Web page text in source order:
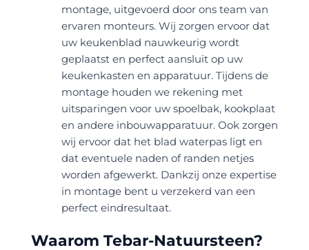
montage, uitgevoerd door ons team van
ervaren monteurs. Wij zorgen ervoor dat
uw keukenblad nauwkeurig wordt
geplaatst en perfect aansluit op uw
keukenkasten en apparatuur. Tijdens de
montage houden we rekening met
uitsparingen voor uw spoelbak, kookplaat
en andere inbouwapparatuur. Ook zorgen
wij ervoor dat het blad waterpas ligt en
dat eventuele naden of randen netjes
worden afgewerkt. Dankzij onze expertise
in montage bent u verzekerd van een
perfect eindresultaat.
Waarom Tebar-Natuursteen?